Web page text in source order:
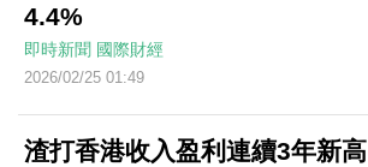
4.4%
即時新聞 國際財經
2026/02/25 01:49
渣打香港收入盈利連續3年新高